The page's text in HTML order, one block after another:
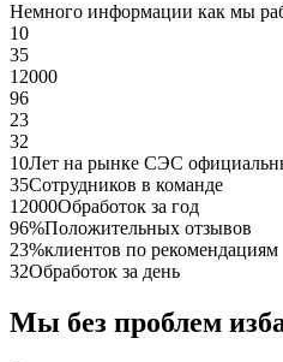
Немного информации как мы
10
35
12000
96
23
32
10Лет на рынке СЭС
35Сотрудников в команде
12000Обработок за год
96%Положительных отзывов
23%клиентов по рекомендациям
32Обработок за день
Мы без проблем